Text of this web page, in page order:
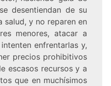
desentiendan de su
y no reparen en
menores, atacar a
enfrentarlas y,
precios prohibitivos
escasos recursos y a
que en muchísimos